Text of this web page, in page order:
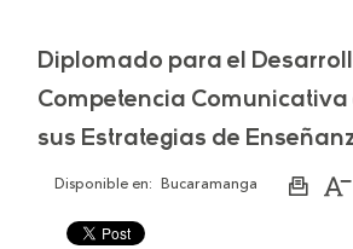
Diplomado para el
Competencia Comunicativa
sus Estrategias de
Disponible en: Bucaramanga